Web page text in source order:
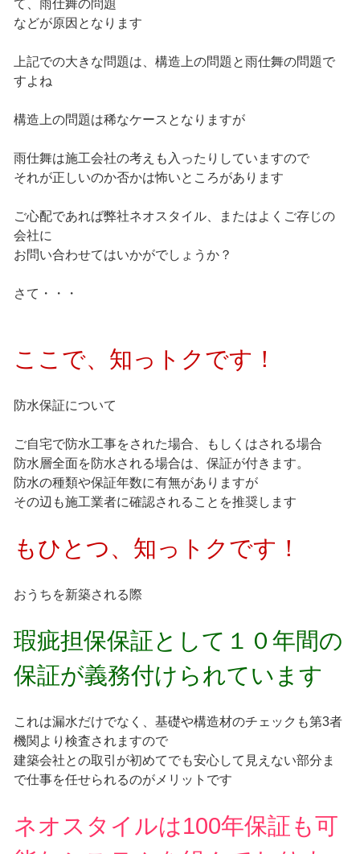
て、雨仕舞の問題
などが原因となります
上記での大きな問題は、構造上の問題と雨仕舞の問題で
すよね
構造上の問題は稀なケースとなりますが
雨仕舞は施工会社の考えも入ったりしていますので
それが正しいのか否かは怖いところがあります
ご心配であれば弊社ネオスタイル、またはよくご存じの
会社に
お問い合わせてはいかがでしょうか？
さて・・・
ここで、知っトクです！
防水保証について
ご自宅で防水工事をされた場合、もしくはされる場合
防水層全面を防水される場合は、保証が付きます。
防水の種類や保証年数に有無がありますが
その辺も施工業者に確認されることを推奨します
もひとつ、知っトクです！
おうちを新築される際
瑕疵担保保証として１０年間の
保証が義務付けられています
これは漏水だけでなく、基礎や構造材のチェックも第3者
機関より検査されますので
建築会社との取引が初めてでも安心して見えない部分ま
で仕事を任せられるのがメリットです
ネオスタイルは100年保証も可